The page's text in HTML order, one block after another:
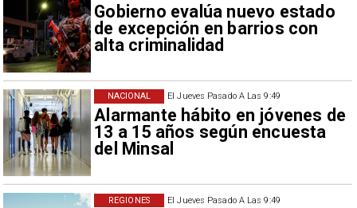
Gobierno evalúa nuevo estado
de excepción en barrios con
alta criminalidad
El Jueves Pasado A Las 9:49
Alarmante hábito en jóvenes de
13 a 15 años según encuesta
del Minsal
NACIONAL
El Jueves Pasado A Las 9:49
REGIONES